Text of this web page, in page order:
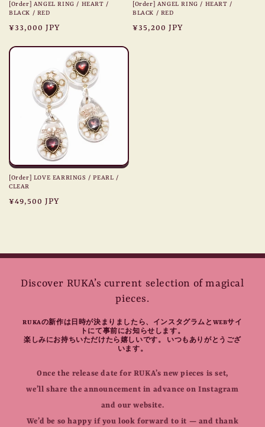
[Order] ANGEL RING / HEART /
BLACK / RED
Regular
¥33,000 JPY
[Order] ANGEL RING / HEART /
BLACK / RED
Regular
¥35,200 JPY
[Order] LOVE EARRINGS / PEARL /
CLEAR
Regular
¥49,500 JPY
Discover RUKA’s current selection of magical
pieces.
RUKAの新作は日時が決まりましたら、インスタグラムとWEBサイ
トにて事前にお知らせします。
楽しみにお持ちいただけたら嬉しいです。 いつもありがとうござ
います。
Once the release date for RUKA’s new pieces is set,
we’ll share the announcement in advance on Instagram
and our website.
We’d be so happy if you look forward to it — and thank